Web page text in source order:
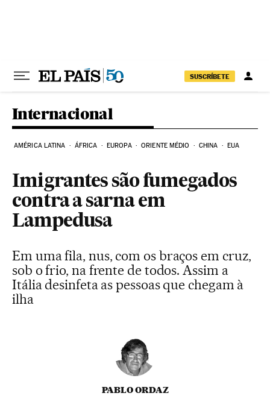
SUSCRÍBETE
Internacional
AMÉRICA LATINA ÁFRICA EUROPA ORIENTE MÉDIO CHINA EUA
Imigrantes são fumegados
contra a sarna em
Lampedusa
Em uma fila, nus, com os braços em cruz,
sob o frio, na frente de todos. Assim a
Itália desinfeta as pessoas que chegam à
ilha
PABLO ORDAZ